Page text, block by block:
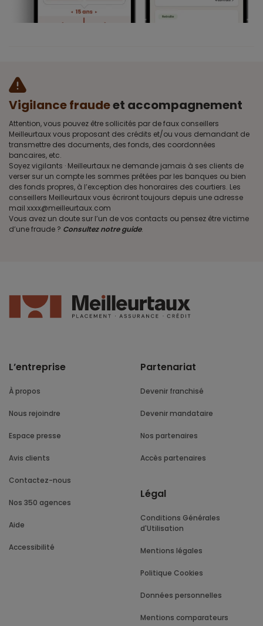
Vigilance fraudeet accompagnement
Attention, vous pouvez être sollicités par de faux conseillers
Meilleurtaux vous proposant des crédits et/ou vous demandant de
transmettre des documents, des fonds, des coordonnées
bancaires, etc.
Soyez vigilants · Meilleurtaux ne demande jamais à ses clients de
verser sur un compte les sommes prêtées par les banques ou bien
des fonds propres, à l’exception des honoraires des courtiers. Les
conseillers Meilleurtaux vous écriront toujours depuis une adresse
mail xxxx@meilleurtaux.com
Vous avez un doute sur l’un de vos contacts ou pensez être victime
d’une fraude ? Consultez notre guide.
L’entreprise
À propos
Nous rejoindre
Espace presse
Avis clients
Contactez-nous
Nos 350 agences
Aide
Accessibilité
Partenariat
Devenir franchisé
Devenir mandataire
Nos partenaires
Accès partenaires
Légal
Conditions Générales
d'Utilisation
Mentions légales
Politique Cookies
Données personnelles
Mentions comparateurs